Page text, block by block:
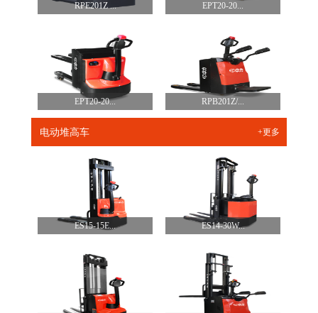
RPE201Z ... EPT20-20...
EPT20-20... RPB201Z/...
电动堆高车 +更多
ES15-15E... ES14-30W...